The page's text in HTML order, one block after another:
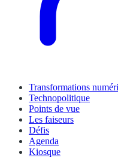
Transformations
Technopolitique
Points de vue
Les faiseurs
Défis
Agenda
Kiosque